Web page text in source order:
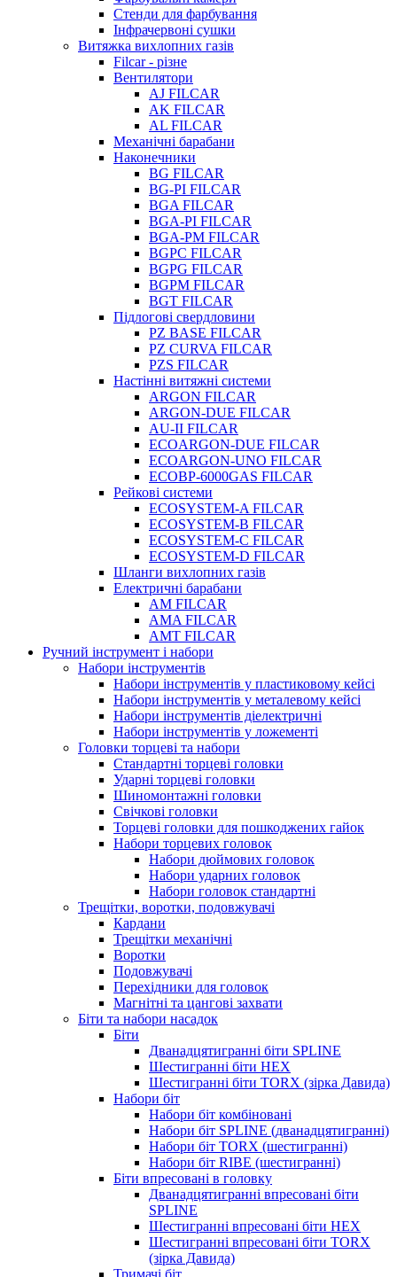
Стенди для фарбування
Інфрачервоні сушки
Витяжка вихлопних газів
Filcar - різне
Вентилятори
AJ FILCAR
AK FILCAR
AL FILCAR
Механічні барабани
Наконечники
BG FILCAR
BG-PI FILCAR
BGA FILCAR
BGA-PI FILCAR
BGA-PM FILCAR
BGPC FILCAR
BGPG FILCAR
BGPM FILCAR
BGT FILCAR
Підлогові свердловини
PZ BASE FILCAR
PZ CURVA FILCAR
PZS FILCAR
Настінні витяжні системи
ARGON FILCAR
ARGON-DUE FILCAR
AU-II FILCAR
ECOARGON-DUE FILCAR
ECOARGON-UNO FILCAR
ECOBP-6000GAS FILCAR
Рейкові системи
ECOSYSTEM-A FILCAR
ECOSYSTEM-B FILCAR
ECOSYSTEM-C FILCAR
ECOSYSTEM-D FILCAR
Шланги вихлопних газів
Електричні барабани
AM FILCAR
AMA FILCAR
AMT FILCAR
Ручний інструмент і набори
Набори інструментів
Набори інструментів у пластиковому кейсі
Набори інструментів у металевому кейсі
Набори інструментів діелектричні
Набори інструментів у ложементі
Головки торцеві та набори
Стандартні торцеві головки
Ударні торцеві головки
Шиномонтажні головки
Свічкові головки
Торцеві головки для пошкоджених гайок
Набори торцевих головок
Набори дюймових головок
Набори ударних головок
Набори головок стандартні
Трещітки, воротки, подовжувачі
Кардани
Трещітки механічні
Воротки
Подовжувачі
Перехідники для головок
Магнітні та цангові захвати
Біти та набори насадок
Біти
Дванадцятигранні біти SPLINE
Шестигранні біти HEX
Шестигранні біти TORX (зірка Давида)
Набори біт
Набори біт комбіновані
Набори біт SPLINE (дванадцятигранні)
Набори біт TORX (шестигранні)
Набори біт RIBE (шестигранні)
Біти впресовані в головку
Дванадцятигранні впресовані біти
SPLINE
Шестигранні впресовані біти HEX
Шестигранні впресовані біти TORX
(зірка Давида)
Тримачі біт